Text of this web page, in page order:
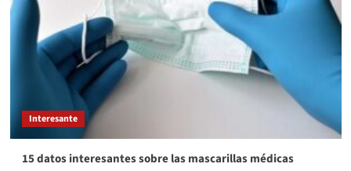
Interesante
15 datos interesantes sobre las mascarillas médicas